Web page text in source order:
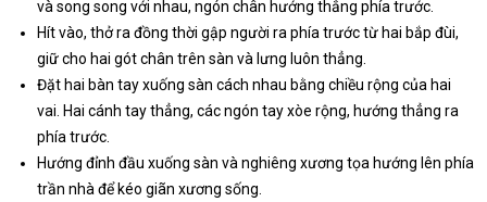
và song song với nhau, ngón chân hướng thẳng phía trước.
Hít vào, thở ra đồng thời gập người ra phía trước từ hai bắp đùi,
giữ cho hai gót chân trên sàn và lưng luôn thẳng.
Đặt hai bàn tay xuống sàn cách nhau bằng chiều rộng của hai
vai. Hai cánh tay thẳng, các ngón tay xòe rộng, hướng thẳng ra
phía trước.
Hướng đỉnh đầu xuống sàn và nghiêng xương tọa hướng lên phía
trần nhà để kéo giãn xương sống.